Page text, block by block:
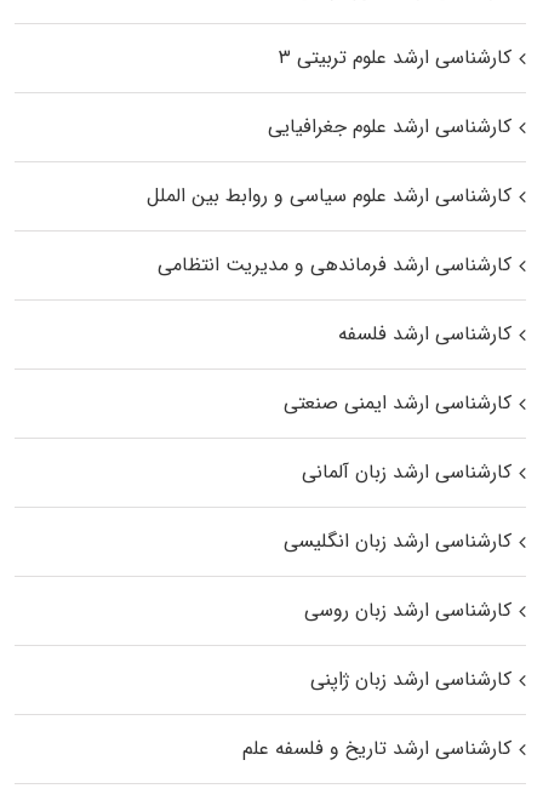
کارشناسی ارشد علوم تربیتی ۳
کارشناسی ارشد علوم جغرافیایی
کارشناسی ارشد علوم سیاسی و روابط بین الملل
کارشناسی ارشد فرماندهی و مدیریت انتظامی
کارشناسی ارشد فلسفه
کارشناسی ارشد ایمنی صنعتی
کارشناسی ارشد زبان آلمانی
کارشناسی ارشد زبان انگلیسی
کارشناسی ارشد زبان روسی
کارشناسی ارشد زبان ژاپنی
کارشناسی ارشد تاریخ و فلسفه علم